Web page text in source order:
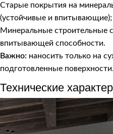
Старые покрытия на
(устойчивые и впитывающие);
Минеральные строительные
впитывающей способности.
Важно: наносить только на
подготовленные поверхности.
Технические